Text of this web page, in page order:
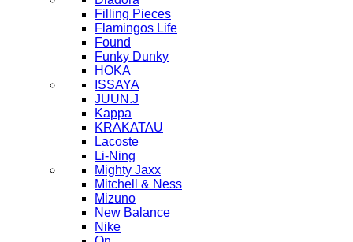
Filling Pieces
Flamingos Life
Found
Funky Dunky
HOKA
ISSAYA
JUUN.J
Kappa
KRAKATAU
Lacoste
Li-Ning
Mighty Jaxx
Mitchell & Ness
Mizuno
New Balance
Nike